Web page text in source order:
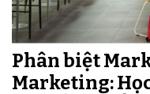
Phân biệt
Marketing: